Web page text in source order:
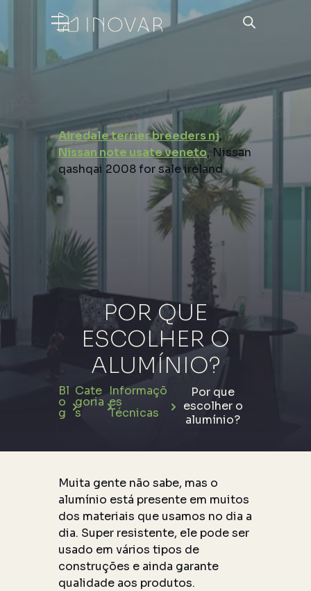
POR QUE
ESCOLHER O
ALUMÍNIO?
Bl
o
g
Cate
goria
s
Informaçõ
es
Técnicas
Por que
escolher o
alumínio?
Muita gente não sabe, mas o
alumínio está presente em muitos
dos materiais que usamos no dia a
dia. Super resistente, ele pode ser
usado em vários tipos de
construções e ainda garante
qualidade aos produtos.
Airedale terrier breeders nj,
Nissan note usate veneto, Nissan
qashqai 2008 for sale ireland